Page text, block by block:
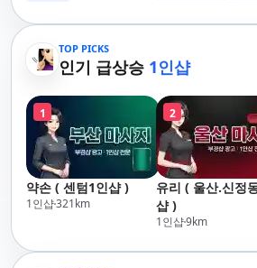
산,구서,연산,서
단,다대포,범일,범
동,마린시티,송정,
정관,일광,망미,
청,양정,초량,사
천,미남,만덕,괴
장,금사,서동,반여,
송,명륜,남천,대연,
현,부전,개금,가
례,괘법,학장,강서,
호,서구,암남
TOP PICKS
인기 급상승 1인샵
1
약손 ( 센텀1인샵 )
1인샵321km
2
유리 ( 울산.신정
샵 )
1인샵9km